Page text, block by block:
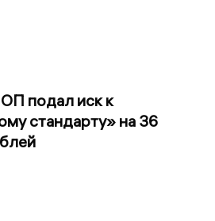
подал иск к
стандарту» на 36